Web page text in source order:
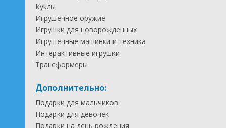
Куклы
Игрушечное оружие
Игрушки для новорожденных
Игрушечные машинки и техника
Интерактивные игрушки
Трансформеры
Дополнительно:
Подарки для мальчиков
Подарки для девочек
Подарки на день рождения